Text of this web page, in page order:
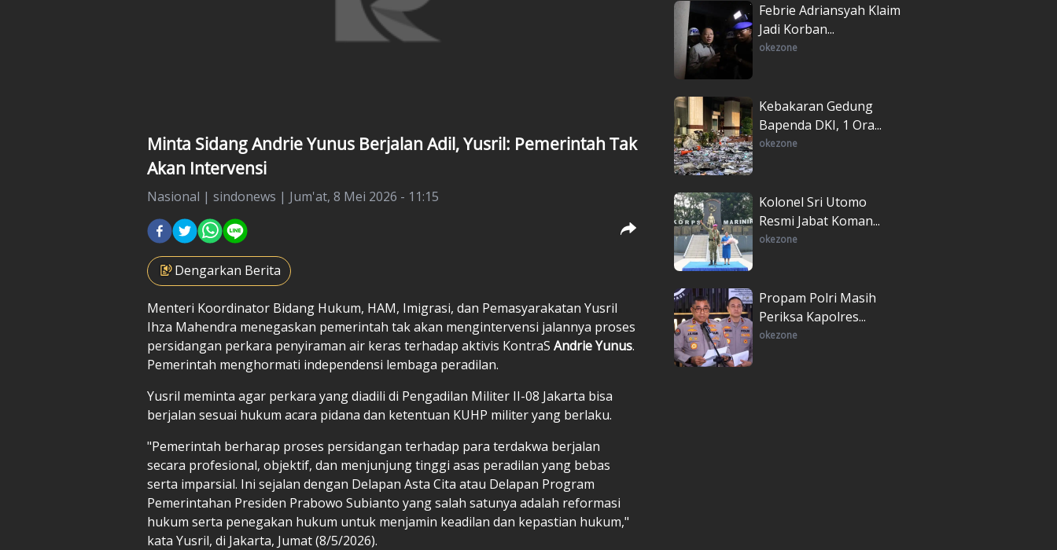
Minta Sidang Andrie Yunus Berjalan Adil, Yusril: Pemerintah Tak
Akan Intervensi
Nasional | sindonews | Jum'at, 8 Mei 2026 - 11:15
Dengarkan Berita
Menteri Koordinator Bidang Hukum, HAM, Imigrasi, dan Pemasyarakatan Yusril
Ihza Mahendra menegaskan pemerintah tak akan mengintervensi jalannya proses
persidangan perkara penyiraman air keras terhadap aktivis KontraS Andrie Yunus.
Pemerintah menghormati independensi lembaga peradilan.
Yusril meminta agar perkara yang diadili di Pengadilan Militer II-08 Jakarta bisa
berjalan sesuai hukum acara pidana dan ketentuan KUHP militer yang berlaku.
"Pemerintah berharap proses persidangan terhadap para terdakwa berjalan
secara profesional, objektif, dan menjunjung tinggi asas peradilan yang bebas
serta imparsial. Ini sejalan dengan Delapan Asta Cita atau Delapan Program
Pemerintahan Presiden Prabowo Subianto yang salah satunya adalah reformasi
hukum serta penegakan hukum untuk menjamin keadilan dan kepastian hukum,"
kata Yusril, di Jakarta, Jumat (8/5/2026).
Febrie Adriansyah Klaim
Jadi Korban...
okezone
Kebakaran Gedung
Bapenda DKI, 1 Ora...
okezone
Kolonel Sri Utomo
Resmi Jabat Koman...
okezone
Propam Polri Masih
Periksa Kapolres...
okezone